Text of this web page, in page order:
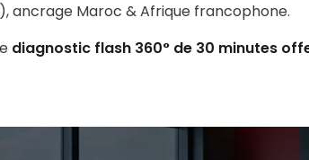
ancrage Maroc & Afrique francophone.
diagnostic flash 360° de 30 minutes